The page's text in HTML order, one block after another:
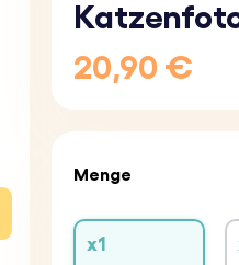
20,90 €
Menge
x1